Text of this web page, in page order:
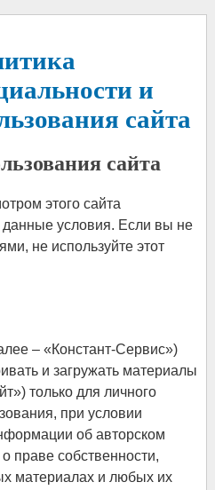
и
сайта
сайта
этого сайта
данные условия. Если вы не
не используйте этот
– «Констант-Сервис»)
и загружать материалы
только для личного
при условии
об авторском
праве собственности,
материалах и любых их